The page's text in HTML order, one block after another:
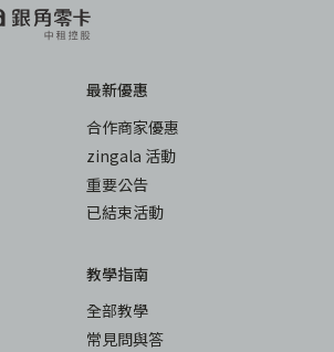
最新優惠
合作商家優惠
zingala 活動
重要公告
已結束活動
教學指南
全部教學
常見問與答